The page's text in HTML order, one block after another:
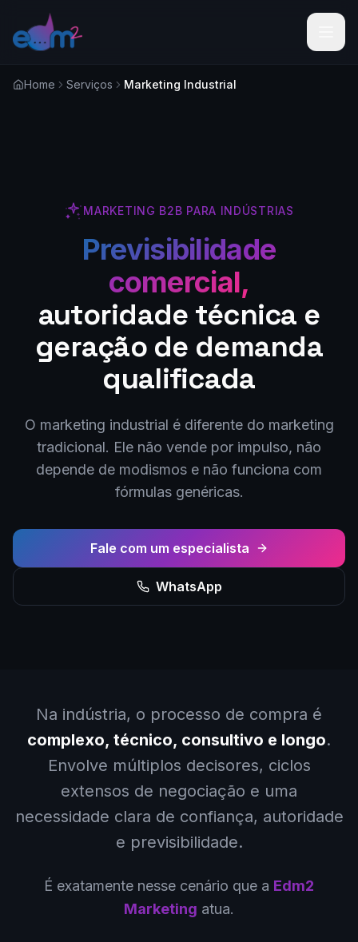
Home Serviços Marketing Industrial
MARKETING B2B PARA INDÚSTRIAS
Previsibilidade
comercial,
autoridade técnica e
geração de demanda
qualificada
O marketing industrial é diferente do marketing
tradicional. Ele não vende por impulso, não
depende de modismos e não funciona com
fórmulas genéricas.
Fale com um especialista
WhatsApp
Na indústria, o processo de compra é
complexo, técnico, consultivo e longo.
Envolve múltiplos decisores, ciclos
extensos de negociação e uma
necessidade clara de confiança, autoridade
e previsibilidade.
É exatamente nesse cenário que a Edm2
Marketing atua.